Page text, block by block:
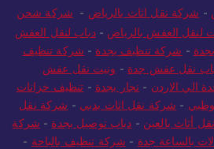
نقل اثاث بالرياض-شركة شحن
العفش بالرياض-دباب لنقل العفش
شركة تنظيف بجدة-شركة تنظيف
عفش جدة-ونيت نقل عفش
الاردن-نجار بجدة-تنظيف خزانات
-شركة نقل اثاث بدبي-شركة نقل
بالعين-دباب توصيل بجدة-شركة
جدة-شركة تنظيف بالباحة-